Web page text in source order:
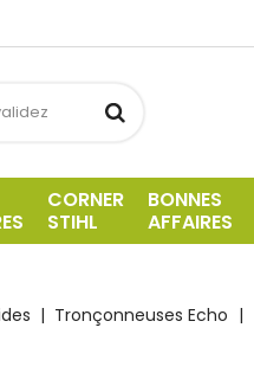
CORNER
STIHL
BONNES
AFFAIRES
Tronçonneuses Echo